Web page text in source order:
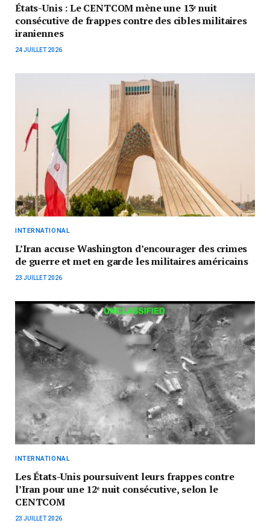
États-Unis : Le CENTCOM mène une 13ᵉ nuit
consécutive de frappes contre des cibles militaires
iraniennes
24 JUILLET 2026
INTERNATIONAL
L’Iran accuse Washington d’encourager des crimes
de guerre et met en garde les militaires américains
23 JUILLET 2026
INTERNATIONAL
Les États-Unis poursuivent leurs frappes contre
l’Iran pour une 12ᵉ nuit consécutive, selon le
CENTCOM
23 JUILLET 2026